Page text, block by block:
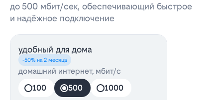
до 500 мбит/сек, обеспечивающий быстрое
и надёжное подключение
удобный для дома
-50% на 2 месяца
домашний интернет, мбит/с
100
500 1000